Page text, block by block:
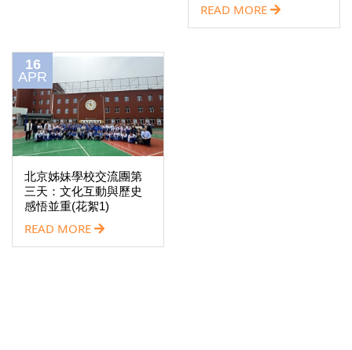
READ MORE
16
APR
北京姊妹學校交流團第
三天：文化互動與歷史
感悟並重(花絮1)
READ MORE